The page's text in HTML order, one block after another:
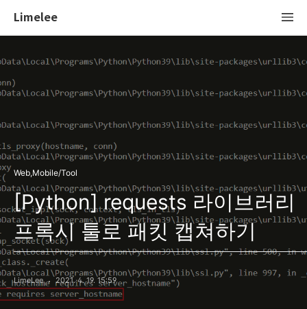
Limelee
Web,Mobile/Tool
[Python] requests 라이브러리
프록시 툴로 패킷 캡쳐하기
LimeLee 2021. 4. 19. 15:59